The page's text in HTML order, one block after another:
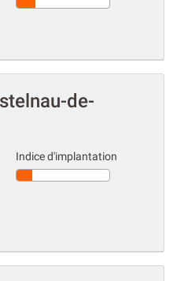
de-
Indice d'implantation